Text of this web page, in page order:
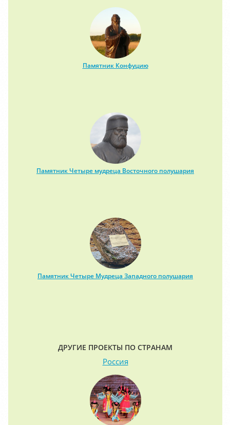
Памятник Конфуцию
Памятник Четыре мудреца Восточного полушария
Памятник Четыре Мудреца Западного полушария
ДРУГИЕ ПРОЕКТЫ ПО СТРАНАМ
Россия